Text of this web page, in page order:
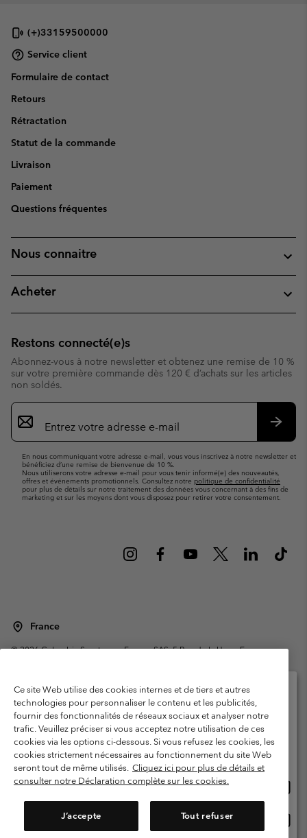
(+)33159500000
Service client
Formulaire de contact
Retours
Rétractation
Statut de la commande
Livraison
Paiement
Questions fréquentes
Nous connaitre
Acheter
Restons connecté(e)s
Abonnez-vous à notre newsletter et obtenez une remise de 10 %
sur votre première commande dès 120 € d’achats sur les articles
non soldés.
Inscription
par
e-
En nous communiquant votre adresse e-mail, vous vous inscrivez à notre newsletter et
bénéficiez d’une remise de bienvenue de 10 %.
Nous utiliserons votre adresse e-mail pour vous tenir informé(e) des nouveautés,
offres et événements promotionnels. Consultez notre politique de confidentialité
pour plus de détails sur notre traitement des données vous concernant à des fins de
marketing et sur les moyens dont vous disposez pour retirer votre consentement.
France
©2026Columbia Sportswear Europe SAS. 5 Rue de la Haye, Espace
Garanties Légales
Politique de confidentialité
Conditions d'utilisation - Membres
Conditions D'utilisation - Contenu généré par l'utilisateur
Impressum
Cookies
Public CBCR
Ce site Web utilise des cookies internes et de tiers et autres
technologies pour personnaliser le contenu et les publicités,
fournir des fonctionnalités de réseaux sociaux et analyser notre
trafic. Veuillez préciser si vous acceptez notre utilisation de ces
cookies via les options ci-dessous. Si vous refusez les cookies, les
cookies strictement nécessaires au fonctionnement du site Web
seront tout de même utilisés. Cliquez ici pour plus de détails et
consulter notre Déclaration complète sur les cookies.
J’accepte Tout refuser
Veuillez sélectionner votre pays d’expédition et
votre langue
Achats en ligne disponibles
United States
ligne
France